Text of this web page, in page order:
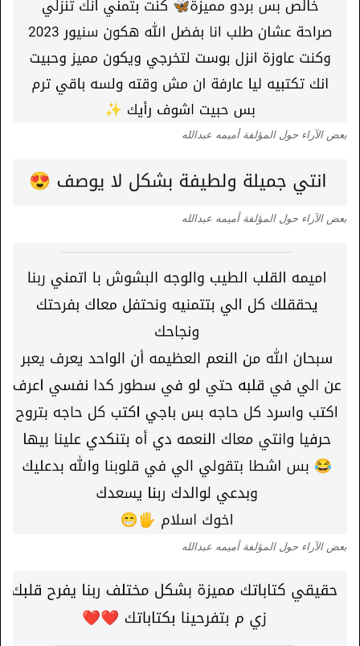
بعض الآراء حول المؤلفة أميمه عبدالله
بعض الآراء حول المؤلفة أميمه عبدالله
بعض الآراء حول المؤلفة أميمه عبدالله